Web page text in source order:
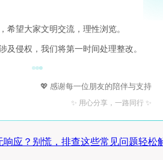
希望大家文明交流，理性浏览。
及侵权，我们将第一时间处理整改。
💖 感谢每一位朋友的陪伴与支持
✨ 用心分享，一路同行 ✨
响应？别慌，排查这些常见问题轻松